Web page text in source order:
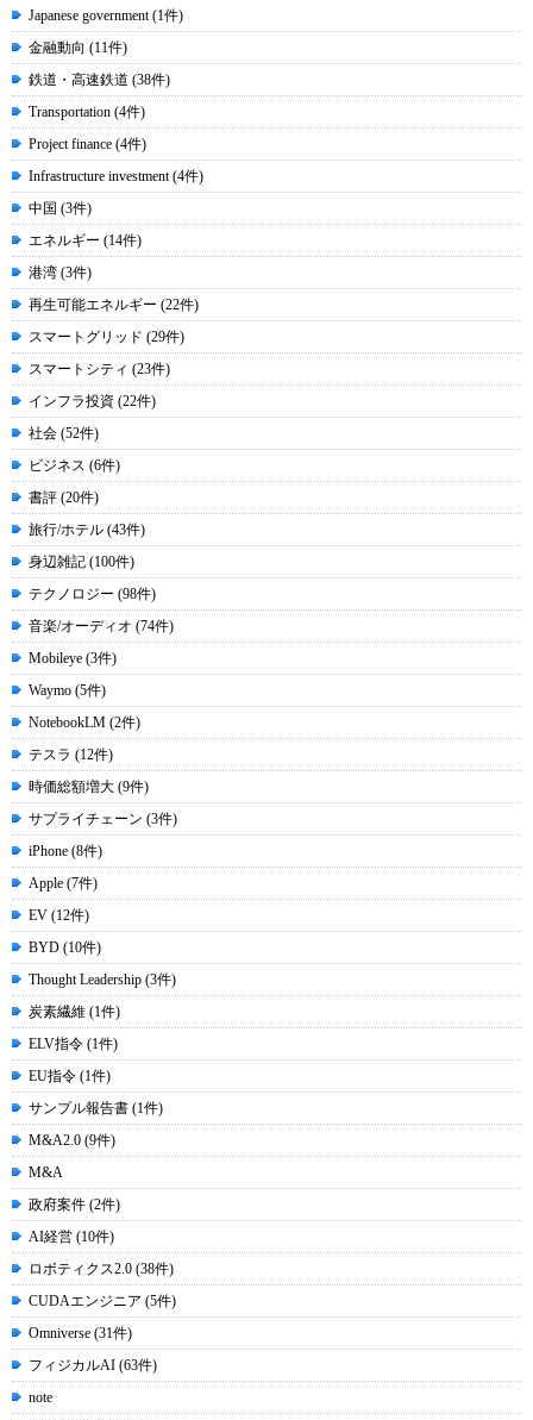
Japanese government (1件)
金融動向 (11件)
鉄道・高速鉄道 (38件)
Transportation (4件)
Project finance (4件)
Infrastructure investment (4件)
中国 (3件)
エネルギー (14件)
港湾 (3件)
再生可能エネルギー (22件)
スマートグリッド (29件)
スマートシティ (23件)
インフラ投資 (22件)
社会 (52件)
ビジネス (6件)
書評 (20件)
旅行/ホテル (43件)
身辺雑記 (100件)
テクノロジー (98件)
音楽/オーディオ (74件)
Mobileye (3件)
Waymo (5件)
NotebookLM (2件)
テスラ (12件)
時価総額増大 (9件)
サプライチェーン (3件)
iPhone (8件)
Apple (7件)
EV (12件)
BYD (10件)
Thought Leadership (3件)
炭素繊維 (1件)
ELV指令 (1件)
EU指令 (1件)
サンプル報告書 (1件)
M&A2.0 (9件)
M&A
政府案件 (2件)
AI経営 (10件)
ロボティクス2.0 (38件)
CUDAエンジニア (5件)
Omniverse (31件)
フィジカルAI (63件)
note